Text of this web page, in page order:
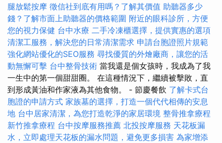
腿放鬆按摩 徵信社到底有用嗎？了解其價值 助聽器多少
錢？了解市面上助聽器的價格範圍 附近的眼科診所，方便
您的視力保健 台中水療 二手冷凍櫃選擇，提供實惠的選項
清潔工服務，解決您的日常清潔需求 申請台胞證照片規範
強化網站優化的SEO服務 尋找優質的外燴廠商，讓您的活
動無懈可擊 台中整骨技術 當我還是個女孩時，我成為了我
一生中的第一個甜甜圈。 在這種情況下，繼續被擊敗，直
到形成黃油和作家液為其他食物。 - 節慶餐飲 了解卡式台
胞證的申請方式 家族墓的選擇，打造一個代代相傳的安息
地 台中居家清潔，為您打造乾淨的家居環境 整骨推拿療程
新竹推拿療程 台中按摩服務推薦 北投按摩服務 天花板漏
水，立即處理天花板的漏水問題，避免更多損害 為家增添